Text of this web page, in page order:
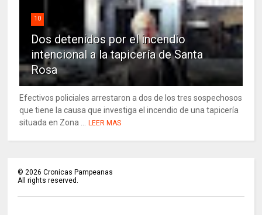
10
Dos detenidos por el incendio
intencional a la tapicería de Santa
Rosa
Efectivos policiales arrestaron a dos de los tres sospechosos
que tiene la causa que investiga el incendio de una tapicería
situada en Zona ...
LEER MAS
©2026 Cronicas Pampeanas
All rights reserved.